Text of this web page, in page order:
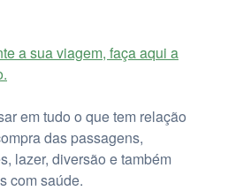
a sua viagem, faça aqui a
em tudo o que tem relação
das passagens,
lazer, diversão e também
com saúde.